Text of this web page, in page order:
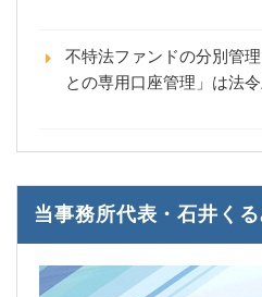
不特法ファンドの分別管
との専用口座管理」は法
当事務所代表・石井く